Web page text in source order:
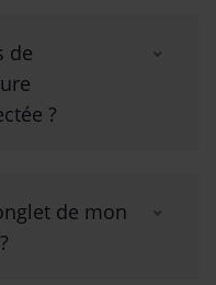
de
?
de mon